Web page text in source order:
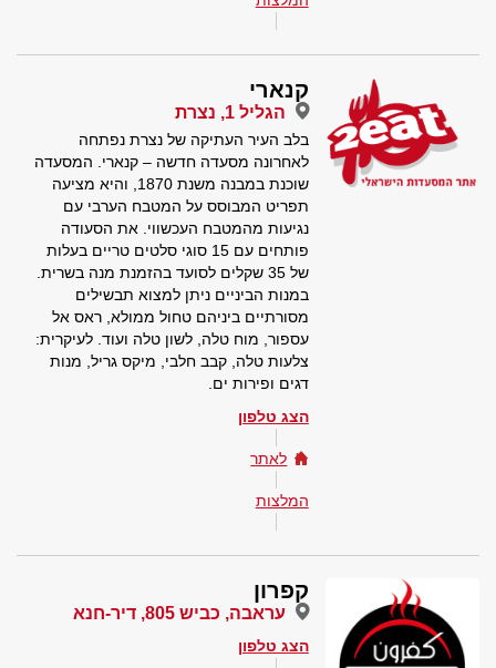
קנארי
הגליל 1, נצרת
בלב העיר העתיקה של נצרת נפתחה
לאחרונה מסעדה חדשה – קנארי. המסעדה
שוכנת במבנה משנת 1870, והיא מציעה
תפריט המבוסס על המטבח הערבי עם
נגיעות מהמטבח העכשווי. את הסעודה
פותחים עם 15 סוגי סלטים טריים בעלות
של 35 שקלים לסועד בהזמנת מנה בשרית.
במנות הביניים ניתן למצוא תבשילים
מסורתיים ביניהם טחול ממולא, ראס אל
עספור, מוח טלה, לשון טלה ועוד. לעיקרית:
צלעות טלה, קבב חלבי, מיקס גריל, מנות
דגים ופירות ים.
הצג טלפון
לאתר
המלצות
קפרון
עראבה, כביש 805, דיר-חנא
הצג טלפון